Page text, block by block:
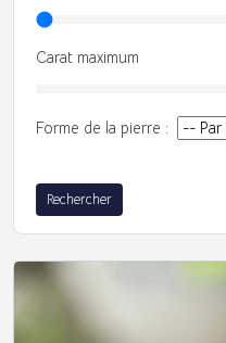
Carat maximum
Forme de la pierre :